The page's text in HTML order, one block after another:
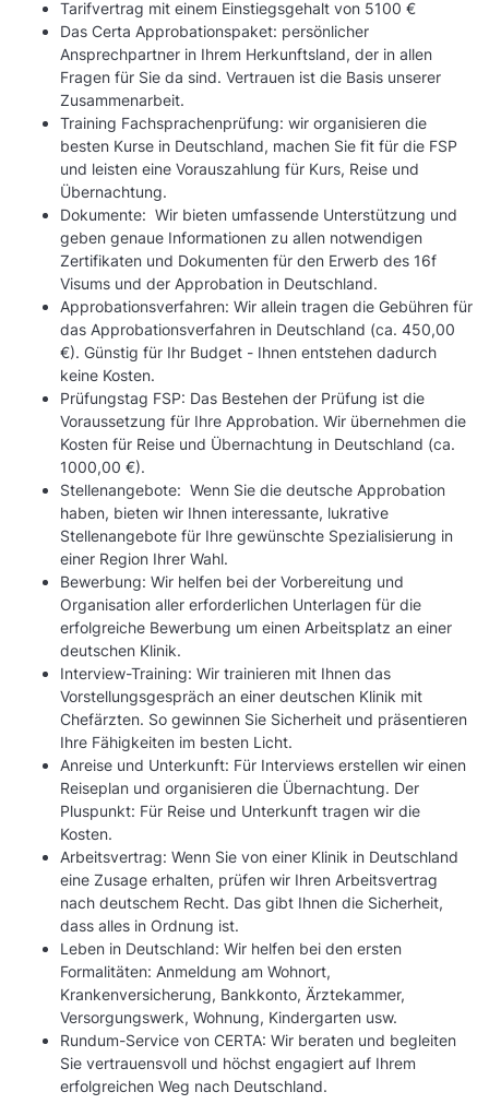
Tarifvertrag mit einem Einstiegsgehalt von 5100 €
Das Certa Approbationspaket: persönlicher
Ansprechpartner in Ihrem Herkunftsland, der in allen
Fragen für Sie da sind. Vertrauen ist die Basis unserer
Zusammenarbeit.
Training Fachsprachenprüfung: wir organisieren die
besten Kurse in Deutschland, machen Sie fit für die FSP
und leisten eine Vorauszahlung für Kurs, Reise und
Übernachtung.
Dokumente: Wir bieten umfassende Unterstützung und
geben genaue Informationen zu allen notwendigen
Zertifikaten und Dokumenten für den Erwerb des 16f
Visums und der Approbation in Deutschland.
Approbationsverfahren: Wir allein tragen die Gebühren für
das Approbationsverfahren in Deutschland (ca. 450,00
€). Günstig für Ihr Budget - Ihnen entstehen dadurch
keine Kosten.
Prüfungstag FSP: Das Bestehen der Prüfung ist die
Voraussetzung für Ihre Approbation. Wir übernehmen die
Kosten für Reise und Übernachtung in Deutschland (ca.
1000,00 €).
Stellenangebote: Wenn Sie die deutsche Approbation
haben, bieten wir Ihnen interessante, lukrative
Stellenangebote für Ihre gewünschte Spezialisierung in
einer Region Ihrer Wahl.
Bewerbung: Wir helfen bei der Vorbereitung und
Organisation aller erforderlichen Unterlagen für die
erfolgreiche Bewerbung um einen Arbeitsplatz an einer
deutschen Klinik.
Interview-Training: Wir trainieren mit Ihnen das
Vorstellungsgespräch an einer deutschen Klinik mit
Chefärzten. So gewinnen Sie Sicherheit und präsentieren
Ihre Fähigkeiten im besten Licht.
Anreise und Unterkunft: Für Interviews erstellen wir einen
Reiseplan und organisieren die Übernachtung. Der
Pluspunkt: Für Reise und Unterkunft tragen wir die
Kosten.
Arbeitsvertrag: Wenn Sie von einer Klinik in Deutschland
eine Zusage erhalten, prüfen wir Ihren Arbeitsvertrag
nach deutschem Recht. Das gibt Ihnen die Sicherheit,
dass alles in Ordnung ist.
Leben in Deutschland: Wir helfen bei den ersten
Formalitäten: Anmeldung am Wohnort,
Krankenversicherung, Bankkonto, Ärztekammer,
Versorgungswerk, Wohnung, Kindergarten usw.
Rundum-Service von CERTA: Wir beraten und begleiten
Sie vertrauensvoll und höchst engagiert auf Ihrem
erfolgreichen Weg nach Deutschland.